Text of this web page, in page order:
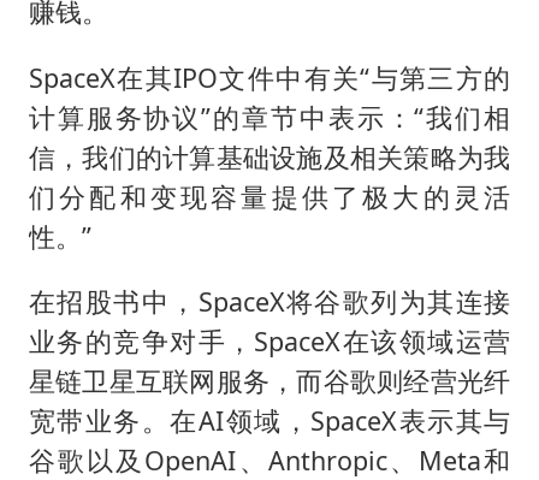
赚钱。
SpaceX在其IPO文件中有关“与第三方的
计算服务协议”的章节中表示：“我们相
信，我们的计算基础设施及相关策略为我
们分配和变现容量提供了极大的灵活
性。”
在招股书中，SpaceX将谷歌列为其连接
业务的竞争对手，SpaceX在该领域运营
星链卫星互联网服务，而谷歌则经营光纤
宽带业务。在AI领域，SpaceX表示其与
谷歌以及OpenAI、Anthropic、Meta和